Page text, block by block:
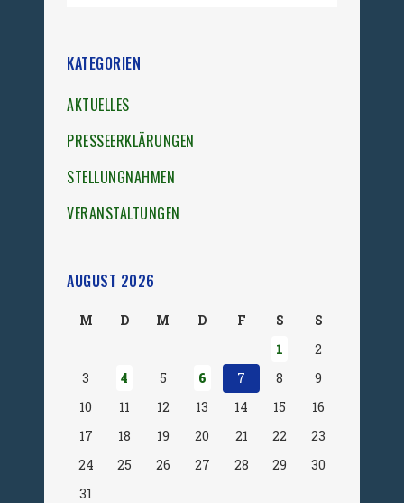
KATEGORIEN
AKTUELLES
PRESSEERKLÄRUNGEN
STELLUNGNAHMEN
VERANSTALTUNGEN
AUGUST 2026
M D M D F S
S
1
2
3
4 5 6 7 8
9
10
11 12 13 14 15
16
17
18 19 20 21 22
23
24
25 26 27 28 29
30
31